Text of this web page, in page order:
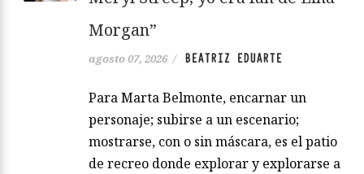
Morgan”
agosto 07, 2026 / BEATRIZ EDUARTE
Para Marta Belmonte, encarnar un
personaje; subirse a un escenario;
mostrarse, con o sin máscara, es el patio
de recreo donde explorar y explorarse a